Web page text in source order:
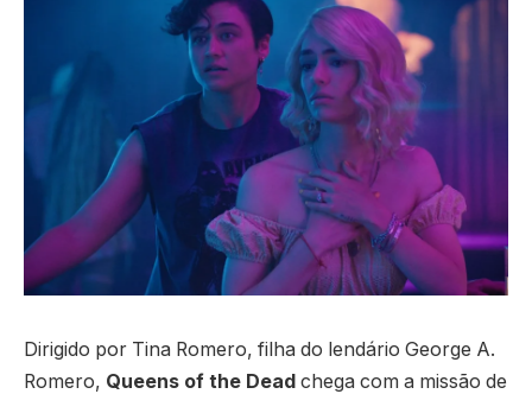
Dirigido por Tina Romero, filha do lendário George A.
Romero, Queens of the Dead chega com a missão de